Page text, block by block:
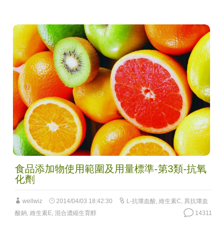
食品添加物使用範圍及用量標準-第3類-抗氧
化劑
wellwiz 2014/04/03 18:42:30 L-抗壞血酸, 維生素C, 異抗壞血
酸鈉, 維生素E, 混合濃縮生育醇 14311